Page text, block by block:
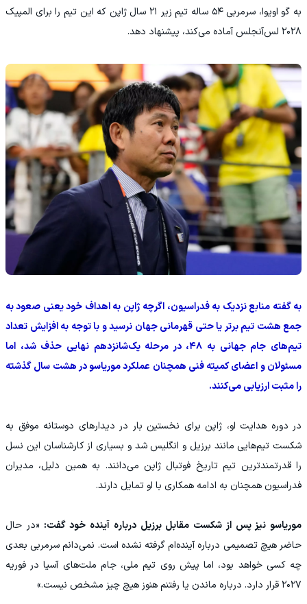
به گو اویوا، سرمربی ۵۴ ساله تیم زیر ۲۱ سال ژاپن که این تیم را برای المپیک
۲۰۲۸ لس‌آنجلس آماده می‌کند، پیشنهاد دهد.
به گفته منابع نزدیک به فدراسیون، اگرچه ژاپن به اهداف خود یعنی صعود به
جمع هشت تیم برتر یا حتی قهرمانی جهان نرسید و با توجه به افزایش تعداد
تیم‌های جام جهانی به ۴۸، در مرحله یک‌شانزدهم نهایی حذف شد، اما
مسئولان و اعضای کمیته فنی همچنان عملکرد موریاسو در هشت سال گذشته
را مثبت ارزیابی می‌کنند.
در دوره هدایت او، ژاپن برای نخستین بار در دیدارهای دوستانه موفق به
شکست تیم‌هایی مانند برزیل و انگلیس شد و بسیاری از کارشناسان این نسل
را قدرتمندترین تیم تاریخ فوتبال ژاپن می‌دانند. به همین دلیل، مدیران
فدراسیون همچنان به ادامه همکاری با او تمایل دارند.
موریاسو نیز پس از شکست مقابل برزیل درباره آینده خود گفت: «در حال
حاضر هیچ تصمیمی درباره آینده‌ام گرفته نشده است. نمی‌دانم سرمربی بعدی
چه کسی خواهد بود، اما پیش روی تیم ملی، جام ملت‌های آسیا در فوریه
۲۰۲۷ قرار دارد. درباره ماندن یا رفتنم هنوز هیچ چیز مشخص نیست.»